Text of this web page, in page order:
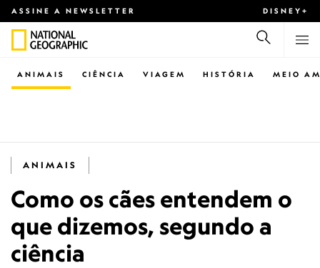
ASSINE A NEWSLETTER DISNEY+
CIÊNCIA VIAGEM
ANIMAIS HISTÓRIA MEIO
ANIMAIS
Como os cães entendem o
que dizemos, segundo a
ciência